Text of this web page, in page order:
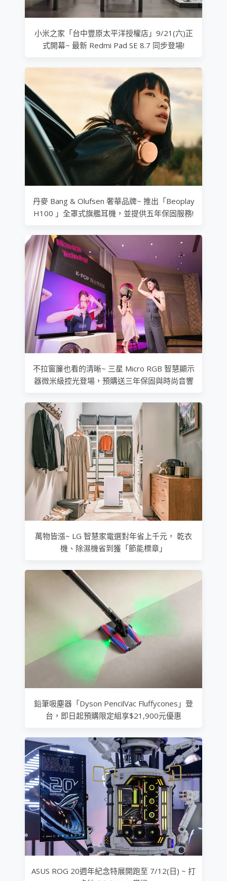
小米之家「台中豐原太平洋授權店」9/21(六)正
式開幕~ 最新 Redmi Pad SE 8.7 同步登場!
丹麥 Bang & Olufsen 奢華品牌~ 推出「Beoplay
H100 」全罩式旗艦耳機，並提供五年保固服務!
不拉窗簾也看的清晰~ 三星 Micro RGB 智慧顯示
器微米級控光登場，預購送三年保固與時尚音響
萬物皆漲~ LG 智慧家電選對年省上千元， 乾衣
機、除濕機省到獲「節能標章」
鉛筆吸塵器「Dyson PencilVac Fluffycones」登
台，即日起預購限定組享$21,900元優惠
ASUS ROG 20週年紀念特展開跑至 7/12(日) ~ 打